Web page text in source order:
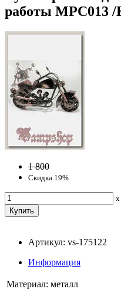
работы МРС013 /
1 800
Скидка 19%
x
Артикул: vs-175122
Информация
Материал: металл